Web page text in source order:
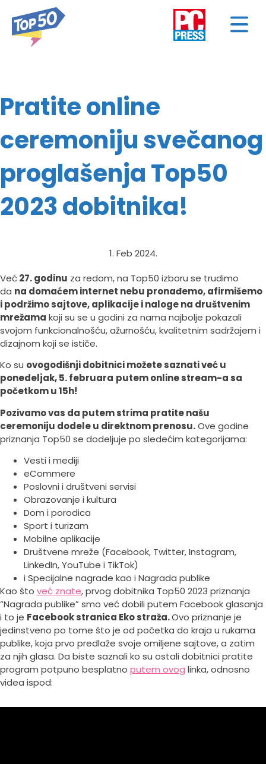
Pratite online
ceremoniju svečanog
proglašenja Top50
2023 dobitnika!
1. Feb 2024.
Već27. godinu za redom, na Top50 izboru se trudimo
da na domaćem internet nebu pronađemo, afirmišemo
i podržimo sajtove, aplikacije i naloge na društvenim
mrežama koji su se u godini za nama najbolje pokazali
svojom funkcionalnošću, ažurnošću, kvalitetnim sadržajem i
dizajnom koji se ističe.
Ko su ovogodišnji dobitnici možete saznati već u
ponedeljak, 5. februara putem online stream-a sa
početkom u 15h!
Pozivamo vas da putem strima pratite našu
ceremoniju dodele u direktnom prenosu.Ove godine
priznanja Top50 se dodeljuje po sledećim kategorijama:
Vesti i mediji
eCommere
Poslovni i društveni servisi
Obrazovanje i kultura
Dom i porodica
Sport i turizam
Mobilne aplikacije
Društvene mreže (Facebook, Twitter, Instagram,
LinkedIn, YouTube i TikTok)
i Specijalne nagrade kao i Nagrada publike
Kao što već znate, prvog dobitnika Top50 2023 priznanja
“Nagrada publike” smo već dobili putem Facebook glasanja
i to je Facebook stranica Eko straža.Ovo priznanje je
jedinstveno po tome što je od početka do kraja u rukama
publike, koja prvo predlaže svoje omiljene sajtove, a zatim
za njih glasa. Da biste saznali ko su ostali dobitnici pratite
program potpuno besplatno putem ovog linka, odnosno
videa ispod: